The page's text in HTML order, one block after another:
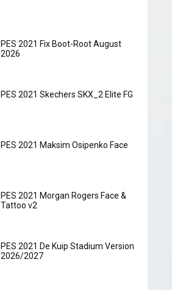
PES 2021 Fix Boot-Root August
2026
PES 2021 Skechers SKX_2 Elite FG
PES 2021 Maksim Osipenko Face
PES 2021 Morgan Rogers Face &
Tattoo v2
PES 2021 De Kuip Stadium Version
2026/2027